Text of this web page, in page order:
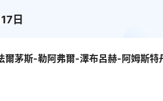
日
爾茅斯-勒阿弗爾-澤布呂赫-阿姆斯特